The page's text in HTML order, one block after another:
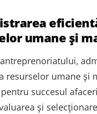
umane și
resurselor umane și
succesul
și